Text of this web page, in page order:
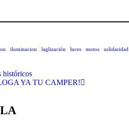
iluminacion laglización luces motos solidaridad
históricos
YA TU CAMPER!